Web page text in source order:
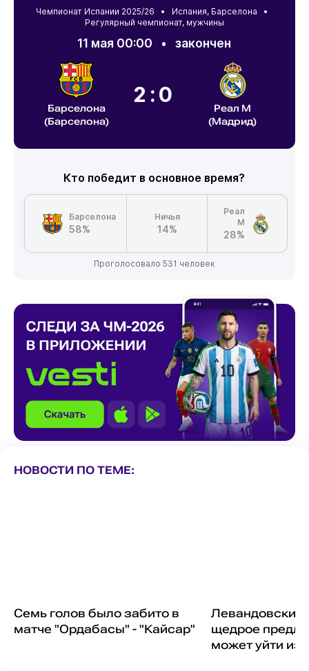
Чемпионат Испании 2025/26 • Испания, Барселона •
Регулярный чемпионат, мужчины
11 мая 00:00 •закончен
Барселона
(Барселона)
2:0
Реал М
(Мадрид)
Кто победит в основное время?
Барселона
58%
Ничья
14%
Реал
М
28%
Проголосовало 531 человек
НОВОСТИ ПО ТЕМЕ:
Семь голов было забито в
матче "Ордабасы" - "Кайсар"
Левандовски
щедрое
может уйти из